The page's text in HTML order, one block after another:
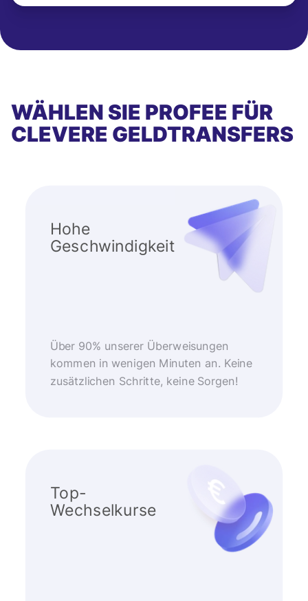
WÄHLEN SIE PROFEE FÜR
CLEVERE GELDTRANSFERS
Hohe
Geschwindigkeit
Über 90% unserer Überweisungen
kommen in wenigen Minuten an. Keine
zusätzlichen Schritte, keine Sorgen!
Top-
Wechselkurse